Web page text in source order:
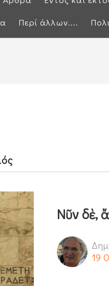
Περί άλλων....
Νῦν δὲ,
19